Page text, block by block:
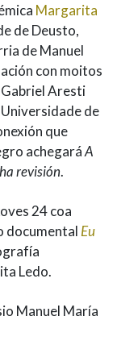
Margarita
de Deusto,
de Manuel
con moitos
Aresti
de
que
achegaráA
revisión.
24 coa
documentalEu
Ledo.
Manuel María